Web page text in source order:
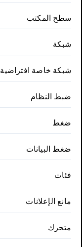
سطح المكتب
شبكة
شبكة خاصة افتراضية
ضبط النظام
ضغط
ضغط البيانات
فئات
مانع الإعلانات
متحرك